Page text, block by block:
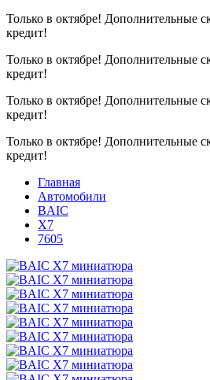
Только в октябре! Дополнительные
кредит!
Только в октябре! Дополнительные
кредит!
Только в октябре! Дополнительные
кредит!
Только в октябре! Дополнительные
кредит!
Главная
Автомобили
BAIC
X7
7605